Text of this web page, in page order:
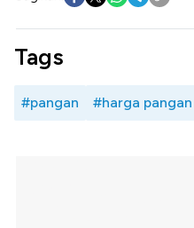
Tags
#pangan #harga pangan